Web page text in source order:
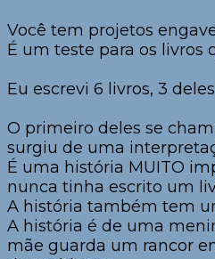
Você tem projetos
É um teste para os livros
Eu escrevi 6 livros, 3
O primeiro deles se
surgiu de uma
É uma história MUITO
nunca tinha escrito um
A história também tem
A história é de uma
mãe guarda um rancor